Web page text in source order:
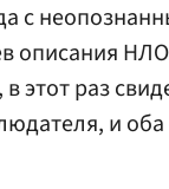
с
описания
этот раз
и